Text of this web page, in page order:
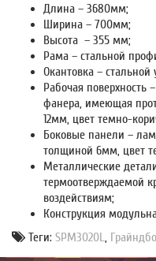
Длина – 3680мм;
Ширина – 700мм;
Высота – 355 мм;
Рама – стальной
Окантовка –
Рабочая поверхность
фанера, имеющая
12мм, цвет темно-
Боковые панели –
толщиной 6мм, цвет
Металлические
термоотверждаемой
воздействиям;
Конструкция
Теги: SPM3020L,